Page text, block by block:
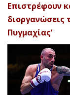
Επιστρέφουν
διοργανώσεις
Πυγμαχίας’